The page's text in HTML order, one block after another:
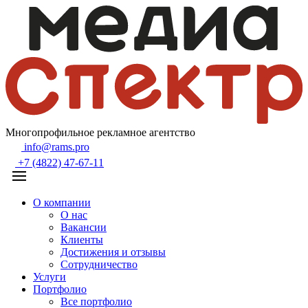
Многопрофильное рекламное агентство
info@rams.pro
+7 (4822) 47-67-11
О компании
О нас
Вакансии
Клиенты
Достижения и отзывы
Сотрудничество
Услуги
Портфолио
Все портфолио